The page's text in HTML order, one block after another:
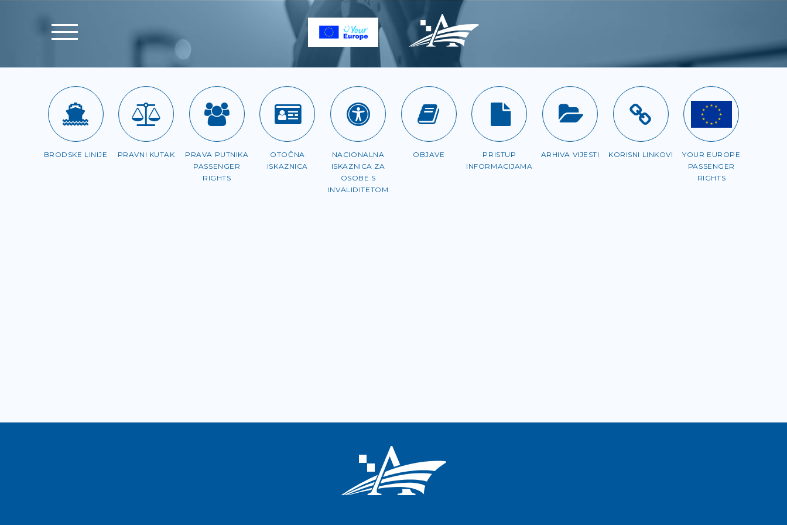
BRODSKE LINIJE PRAVNI KUTAK
PRAVA PUTNIKA
PASSENGER
RIGHTS
OTOČNA
ISKAZNICA
NACIONALNA
ISKAZNICA ZA
OSOBE S
INVALIDITETOM
OBJAVE
PRISTUP
INFORMACIJAMA
ARHIVA VIJESTI KORISNI LINKOVI
YOUR EUROPE
PASSENGER
RIGHTS